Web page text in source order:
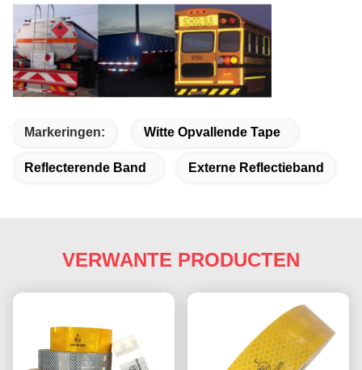
Markeringen: Witte Opvallende Tape
Reflecterende Band Externe Reflectieband
VERWANTE PRODUCTEN